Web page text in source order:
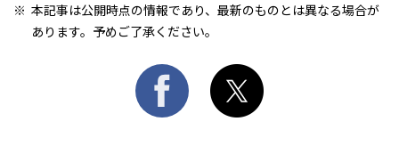
本記事は公開時点の情報であり、最新のものとは異なる場合が
あります。予めご了承ください。